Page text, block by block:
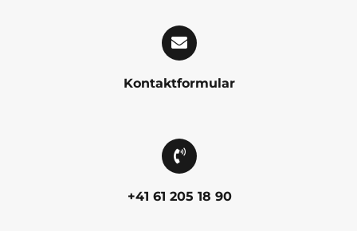
Kontaktformular
+41 61 205 18 90